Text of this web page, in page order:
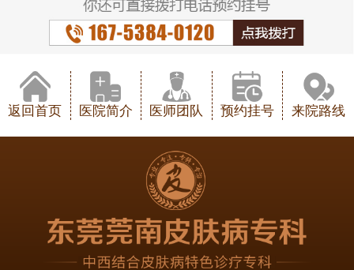
返回首页 医院简介 医师团队 预约挂号 来院路线